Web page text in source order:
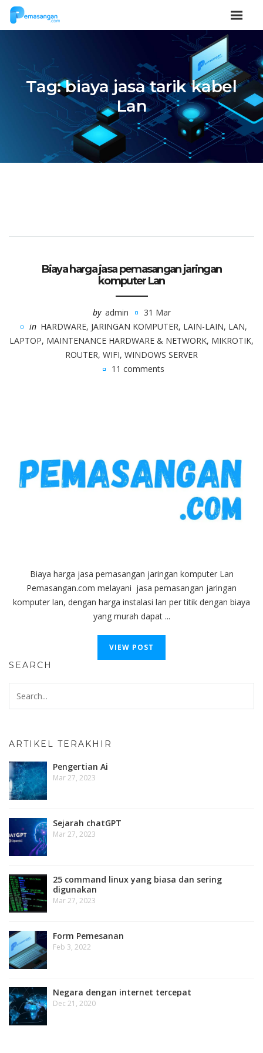
Tag:biaya jasa tarik kabel
Lan
Biaya harga jasa pemasangan jaringan
komputer Lan
by admin
31 Mar
in HARDWARE, JARINGAN KOMPUTER, LAIN-LAIN, LAN,
LAPTOP, MAINTENANCE HARDWARE & NETWORK, MIKROTIK,
ROUTER, WIFI, WINDOWS SERVER
11 comments
Biaya harga jasa pemasangan jaringan komputer Lan
Pemasangan.com melayani jasa pemasangan jaringan
komputer lan, dengan harga instalasi lan per titik dengan biaya
yang murah dapat ...
VIEW POST
SEARCH
ARTIKEL TERAKHIR
Pengertian Ai
Mar 27, 2023
Sejarah chatGPT
Mar 27, 2023
25 command linux yang biasa dan sering
digunakan
Mar 27, 2023
Form Pemesanan
Feb 3, 2022
Negara dengan internet tercepat
Dec 21, 2020